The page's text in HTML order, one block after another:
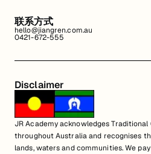
联系方式
hello@jiangren.com.au
0421-672-555
Disclaimer
JR Academy acknowledges
throughout Australia and recognises
lands, waters and communities. We